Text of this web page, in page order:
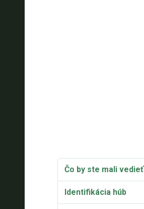
Čo by ste mali vedieť
Identifikácia húb